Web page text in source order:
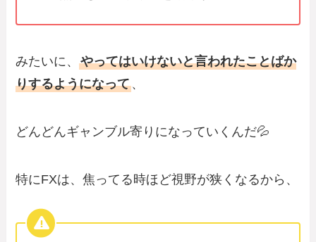
みたいに、やってはいけないと言われたことばか
りするようになって、
どんどんギャンブル寄りになっていくんだ💦
特にFXは、焦ってる時ほど視野が狭くなるから、